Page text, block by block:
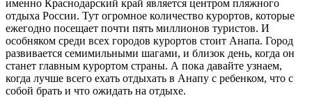
именно Краснодарский край является центром пляжного
отдыха России. Тут огромное количество курортов, которые
ежегодно посещает почти пять миллионов туристов. И
особняком среди всех городов курортов стоит Анапа. Город
развивается семимильными шагами, и близок день, когда он
станет главным курортом страны. А пока давайте узнаем,
когда лучше всего ехать отдыхать в Анапу с ребенком, что с
собой брать и что ожидать на отдыхе.